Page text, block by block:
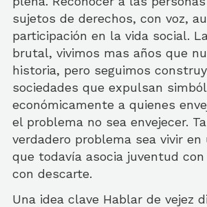
sujetos de derechos, con voz,
participación en la vida social.
brutal, vivimos mas años que
historia, pero seguimos
sociedades que expulsan
económicamente a quienes
el problema no sea envejecer.
verdadero problema sea vivir en
que todavía asocia juventud con
con descarte.
Una idea clave Hablar de vejez